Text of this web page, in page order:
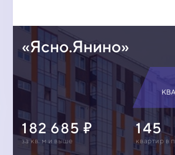
«Ясно.Янино»
182 685
за кв. м и выше
145
квартир в